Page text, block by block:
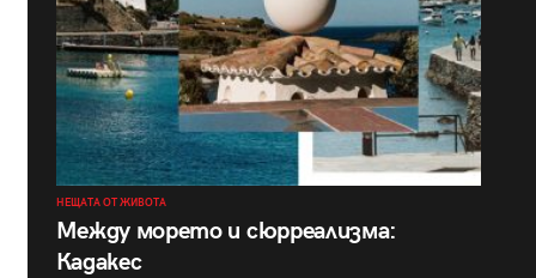
НЕЩАТА ОТ ЖИВОТА
Между морето и сюрреализма:
Кадакес